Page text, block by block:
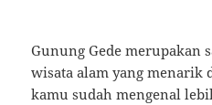
Gunung Gede merupakan
wisata alam yang menarik
kamu sudah mengenal